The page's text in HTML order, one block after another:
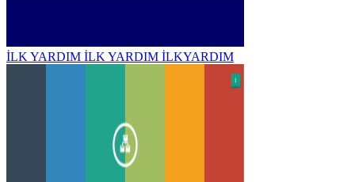
İLK YARDIM İLK YARDIM İLKYARDIM